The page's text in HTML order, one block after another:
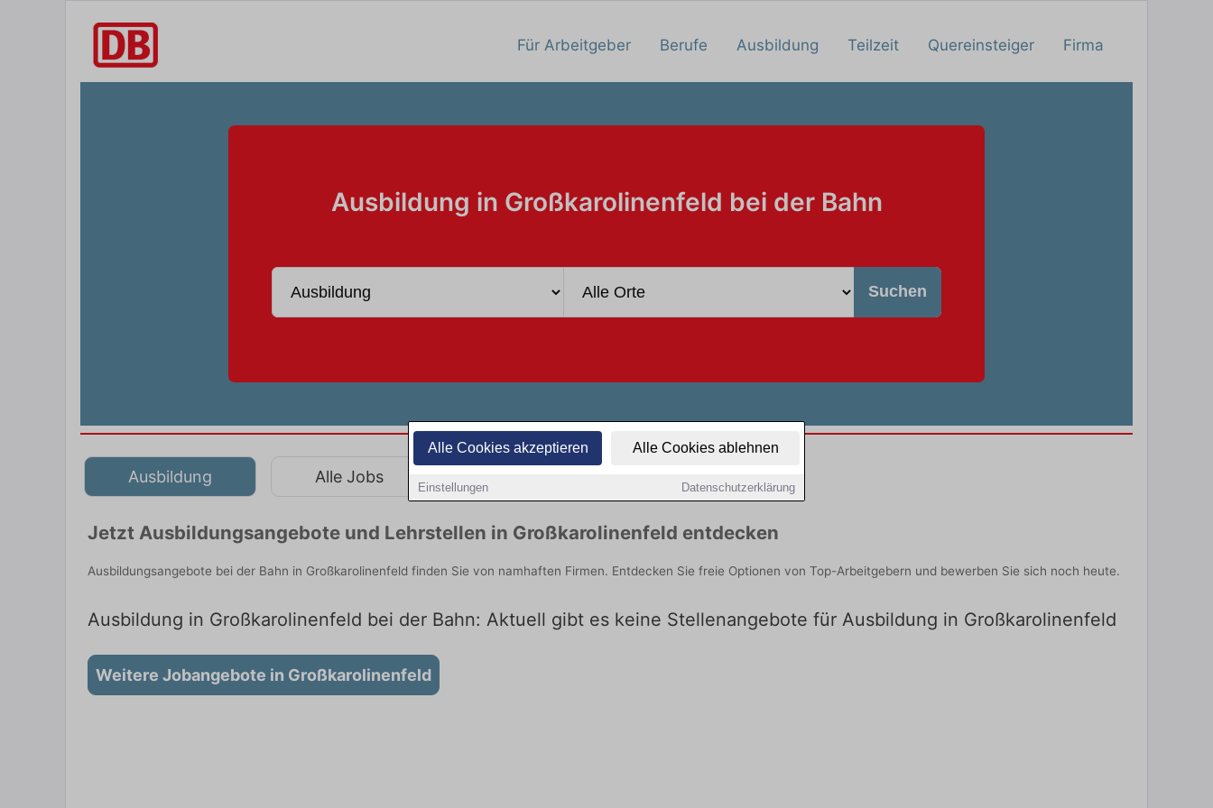
Alle Cookies akzeptieren Alle Cookies ablehnen
Einstellungen Datenschutzerklärung
Für Arbeitgeber Berufe Ausbildung Teilzeit Quereinsteiger Firma
Ausbildung in Großkarolinenfeld bei der Bahn
Suchen
Ausbildung Alle Jobs
Jetzt Ausbildungsangebote und Lehrstellen in Großkarolinenfeld entdecken
Ausbildungsangebote bei der Bahn in Großkarolinenfeld finden Sie von namhaften Firmen. Entdecken Sie freie Optionen von Top-Arbeitgebern und bewerben Sie sich noch heute.
Ausbildung in Großkarolinenfeld bei der Bahn: Aktuell gibt es keine Stellenangebote für Ausbildung in Großkarolinenfeld
Weitere Jobangebote in Großkarolinenfeld